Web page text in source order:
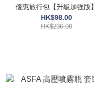
優惠旅行包【升級加強版】
HK$98.00
HK$236.00